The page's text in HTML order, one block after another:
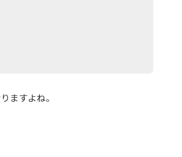
ますよね。